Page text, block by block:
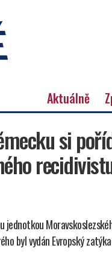
Aktuálně
si
jednotkou
byl vydán Evropský